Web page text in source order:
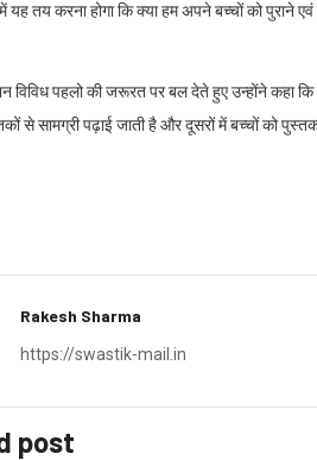
यह तय करना होगा कि क्या हम अपने बच्चों को
विविध पहलो की जरूरत पर बल देते हुए उन्होंने कहा
से सामग्री पढ़ाई जाती है और दूसरों में बच्चों को
Rakesh Sharma
https://swastik-mail.in
post